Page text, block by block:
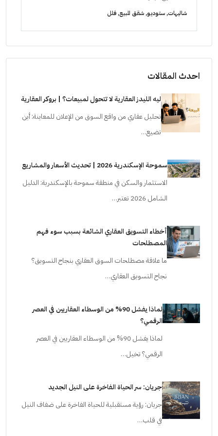
الشيخ زايد
ليه الليدز العقارية لا تتحول لمبيعات؟ | بروكر العقارية
تحليل عقاري من واقع السوق من الإعلان للمعاينة: أين
سموحة الإسكندرية 2026 | تحديث الأسعار والمشاريع
الاستثمار والسكن في منطقة سموحة بالإسكندرية: الدليل
أخطاء التسويق العقاري الشائعة بسبب سوء فهم
المصطلحات
ما علاقة مصطلحات السوق العقاري بنجاح التسويق؟
الرقمي؟
جريان: سر الحياة الفاخرة على النيل الجديد
جريان: رؤية مستقبلية للحياة الفاخرة على ضفاف النيل